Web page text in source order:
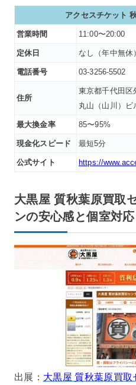
アクセスチケット
営業時間 11:00〜20:00
定休日 なし（年中無休）
電話番号 03-3256-5502
住所
東京都千代田区
丸山（山川）ビ
最大換金率 85〜95%
現金化スピード 最短5分
公式サイト https://
大黒屋 質秋葉原買取
ンの安心感と個室対応
出展： 大黒屋 質秋葉原買取